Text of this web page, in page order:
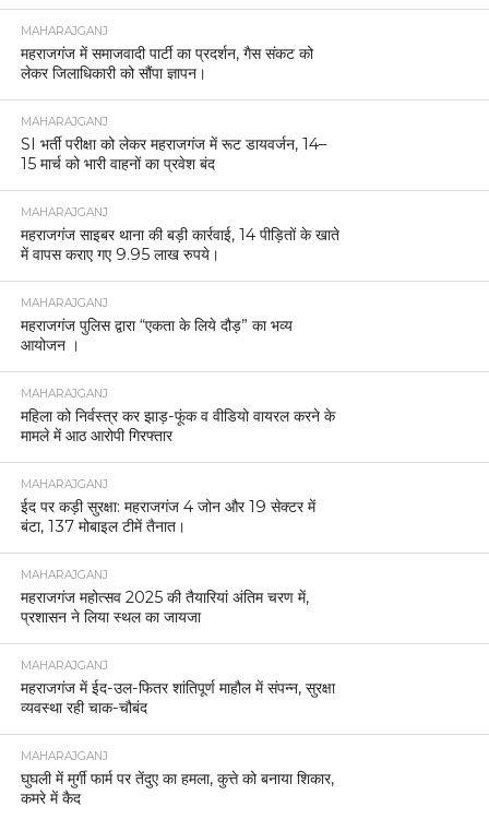
MAHARAJGANJ
महराजगंज में समाजवादी पार्टी का प्रदर्शन, गैस संकट को
लेकर जिलाधिकारी को सौंपा ज्ञापन।
MAHARAJGANJ
SI भर्ती परीक्षा को लेकर महराजगंज में रूट डायवर्जन, 14–
15 मार्च को भारी वाहनों का प्रवेश बंद
MAHARAJGANJ
महराजगंज साइबर थाना की बड़ी कार्रवाई, 14 पीड़ितों के खाते
में वापस कराए गए 9.95 लाख रुपये।
MAHARAJGANJ
महराजगंज पुलिस द्वारा “एकता के लिये दौड़” का भव्य
आयोजन ।
MAHARAJGANJ
महिला को निर्वस्त्र कर झाड़-फूंक व वीडियो वायरल करने के
मामले में आठ आरोपी गिरफ्तार
MAHARAJGANJ
ईद पर कड़ी सुरक्षा: महराजगंज 4 जोन और 19 सेक्टर में
बंटा, 137 मोबाइल टीमें तैनात।
MAHARAJGANJ
महराजगंज महोत्सव 2025 की तैयारियां अंतिम चरण में,
प्रशासन ने लिया स्थल का जायजा
MAHARAJGANJ
महराजगंज में ईद-उल-फितर शांतिपूर्ण माहौल में संपन्न, सुरक्षा
व्यवस्था रही चाक-चौबंद
MAHARAJGANJ
घुघली में मुर्गी फार्म पर तेंदुए का हमला, कुत्ते को बनाया शिकार,
कमरे में कैद